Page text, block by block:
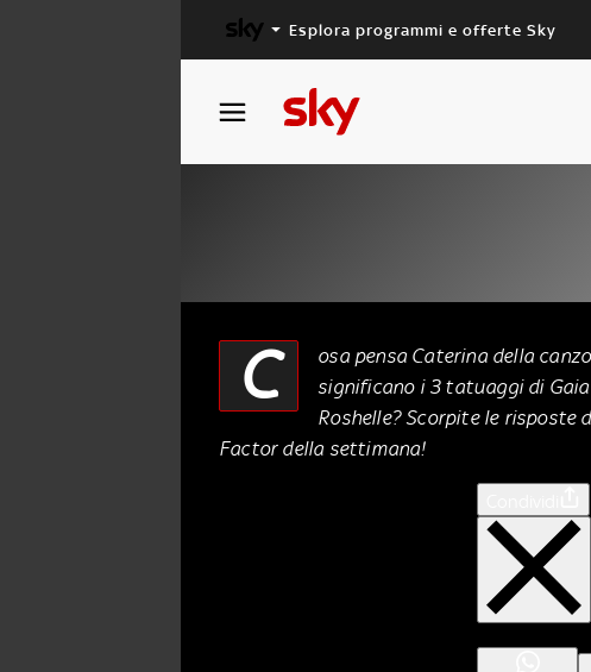
Esplora programmi e offerte Sky
16 Novembre 2016
C
osa pensa Caterina della
significano i 3 tatuaggi di
Roshelle? Scorpite le risposte
Factor della settimana!